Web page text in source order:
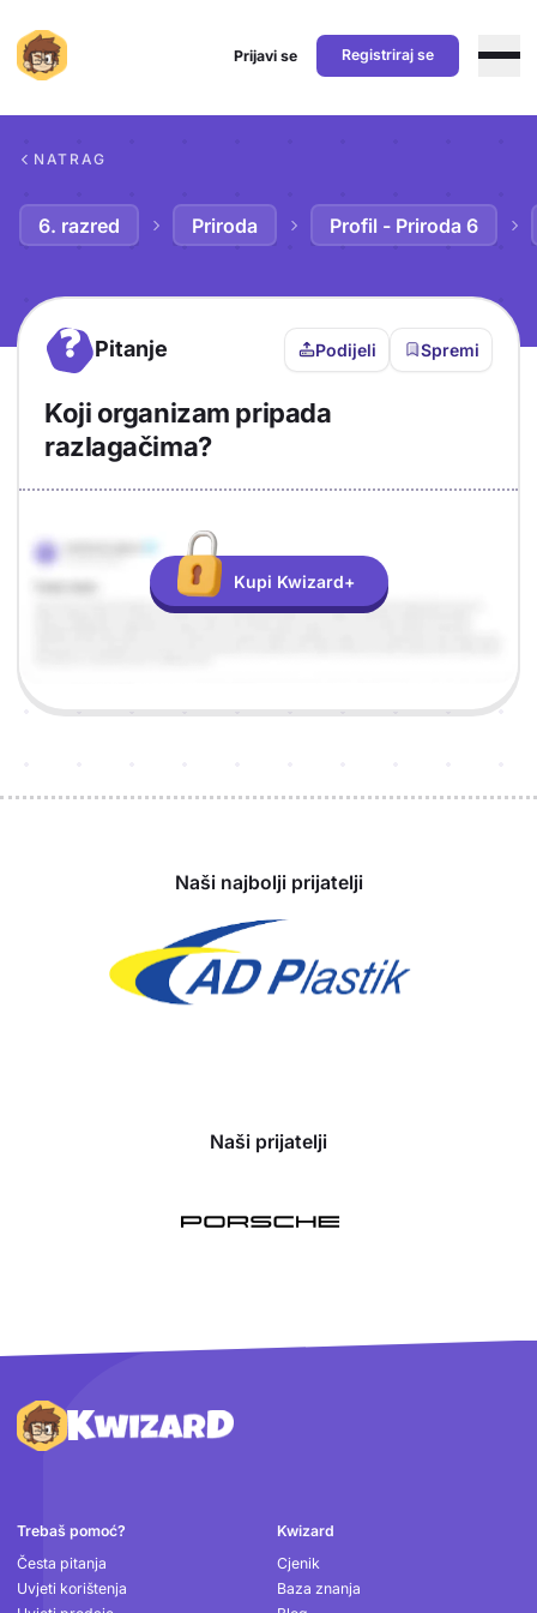
Prijavi se Registriraj se
NATRAG
6. razred Priroda Profil - Priroda 6
? Pitanje Podijeli Spremi
Koji organizam pripada
razlagačima?
Odgovor
Objašnjenje
Kupi Kwizard+
Naši najbolji prijatelji
Naši prijatelji
Podnožje
Trebaš pomoć?
Česta pitanja
Uvjeti korištenja
Kwizard
Cjenik
Baza znanja